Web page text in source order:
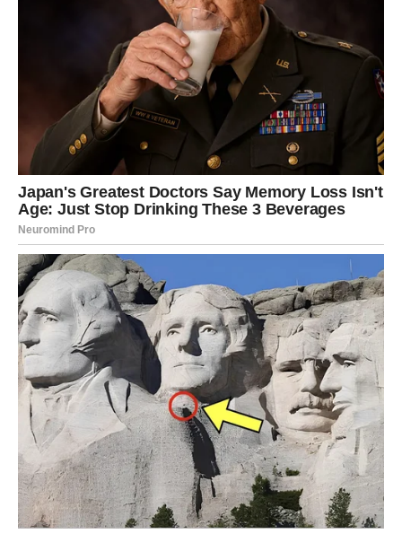
Ovo je godina u kojoj Jarac:
Ulazi ustabilnu, zrelu i sudbinsku vezu
Ili učvršćuje postojeći odnos kroz brak, zajednički
život ili veliku odluku
Ljubav u 2026. donosimir, a ne borbu. Partner postaje
oslonac, a ne teret.
Posao i novac
Jarac u 2026.:
Dolazi do velikog priznanja
Dobija ponudu koja menja finansijsku realnost
Ulazi u perioddugoročne sigurnosti
Ovo je godina kada Jaracprestaje da brine.